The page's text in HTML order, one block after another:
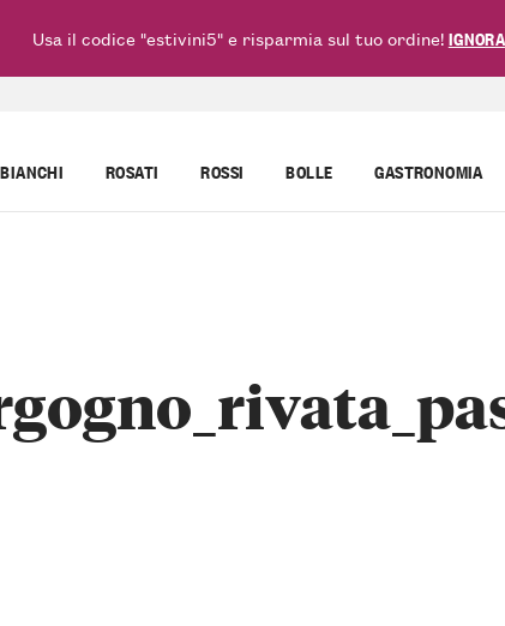
BIANCHI ROSATI ROSSI BOLLE GASTRONOMIA
Usa il codice "estivini5" e risparmia sul tuo ordine!IGNORA